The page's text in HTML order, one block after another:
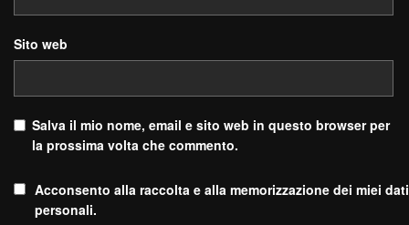
Sito web
Salva il mio nome, email e sito web in questo browser per
la prossima volta che commento.
Acconsento alla raccolta e alla memorizzazione dei miei dati
personali.